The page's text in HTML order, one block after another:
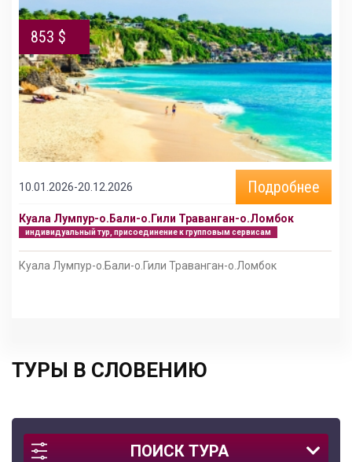
ПОИСК ТУРА
853 $
10.01.2026-20.12.2026 Подробнее
Куала Лумпур-о.Бали-о.Гили Траванган-о.Ломбок
индивидуальный тур, присоединение к групповым сервисам
Куала Лумпур-о.Бали-о.Гили Траванган-о.Ломбок
ТУРЫ В СЛОВЕНИЮ